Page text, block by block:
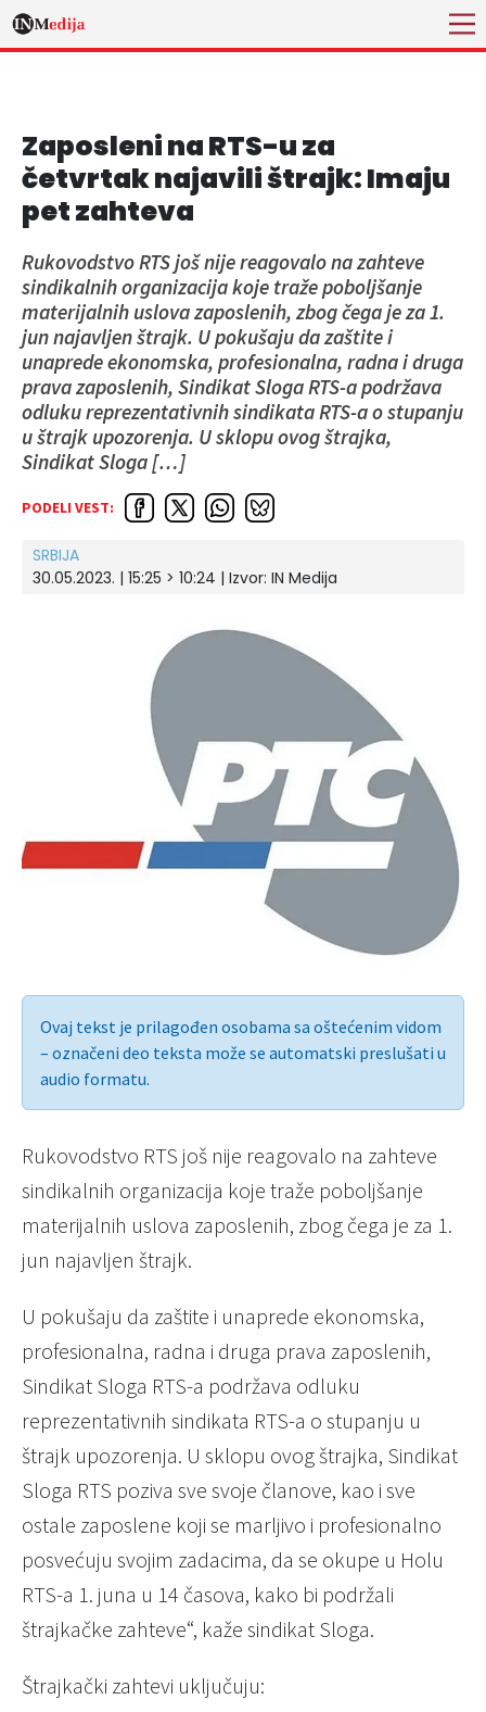
Zaposleni na RTS-u za
četvrtak najavili štrajk: Imaju
pet zahteva
Rukovodstvo RTS još nije reagovalo na zahteve
sindikalnih organizacija koje traže poboljšanje
materijalnih uslova zaposlenih, zbog čega je za 1.
jun najavljen štrajk. U pokušaju da zaštite i
unaprede ekonomska, profesionalna, radna i druga
prava zaposlenih, Sindikat Sloga RTS-a podržava
odluku reprezentativnih sindikata RTS-a o stupanju
u štrajk upozorenja. U sklopu ovog štrajka,
Sindikat Sloga […]
PODELI VEST:
SRBIJA
30.05.2023. | 15:25 > 10:24 | Izvor: IN Medija
Ovaj tekst je prilagođen osobama sa oštećenim vidom
– označeni deo teksta može se automatski preslušati u
audio formatu.
Rukovodstvo RTS još nije reagovalo na zahteve
sindikalnih organizacija koje traže poboljšanje
materijalnih uslova zaposlenih, zbog čega je za 1.
jun najavljen štrajk.
U pokušaju da zaštite i unaprede ekonomska,
profesionalna, radna i druga prava zaposlenih,
Sindikat Sloga RTS-a podržava odluku
reprezentativnih sindikata RTS-a o stupanju u
štrajk upozorenja. U sklopu ovog štrajka, Sindikat
Sloga RTS poziva sve svoje članove, kao i sve
ostale zaposlene koji se marljivo i profesionalno
posvećuju svojim zadacima, da se okupe u Holu
RTS-a 1. juna u 14 časova, kako bi podržali
štrajkačke zahteve“, kaže sindikat Sloga.
Štrajkački zahtevi uključuju: